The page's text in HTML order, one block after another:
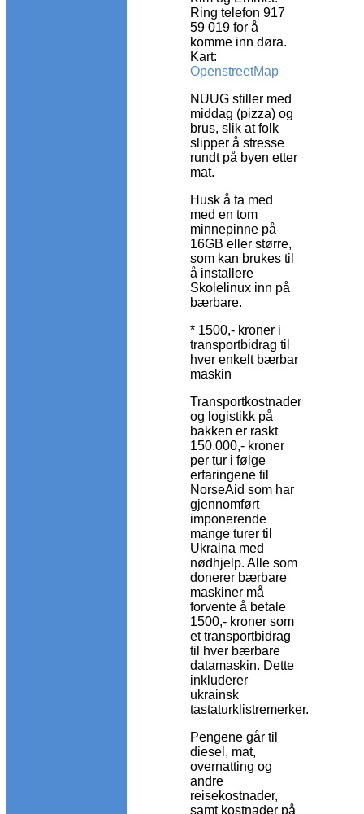
Ring telefon 917
59 019 for å
komme inn døra.
Kart:
OpenstreetMap
NUUG stiller med
middag (pizza) og
brus, slik at folk
slipper å stresse
rundt på byen etter
mat.
Husk å ta med
med en tom
minnepinne på
16GB eller større,
som kan brukes til
å installere
Skolelinux inn på
bærbare.
* 1500,- kroner i
transportbidrag til
hver enkelt bærbar
maskin
Transportkostnader
og logistikk på
bakken er raskt
150.000,- kroner
per tur i følge
erfaringene til
NorseAid som har
gjennomført
imponerende
mange turer til
Ukraina med
nødhjelp. Alle som
donerer bærbare
maskiner må
forvente å betale
1500,- kroner som
et transportbidrag
til hver bærbare
datamaskin. Dette
inkluderer
ukrainsk
tastaturklistremerker.
Pengene går til
diesel, mat,
overnatting og
andre
reisekostnader,
samt kostnader på